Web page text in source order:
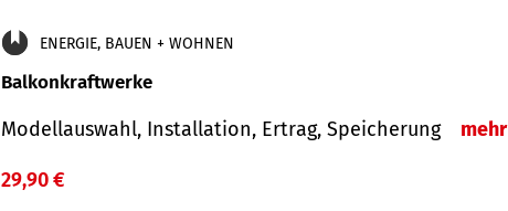
ENERGIE, BAUEN + WOHNEN
Balkonkraftwerke
Modellauswahl, Installation, Ertrag, Speicherung mehr
29,90 €